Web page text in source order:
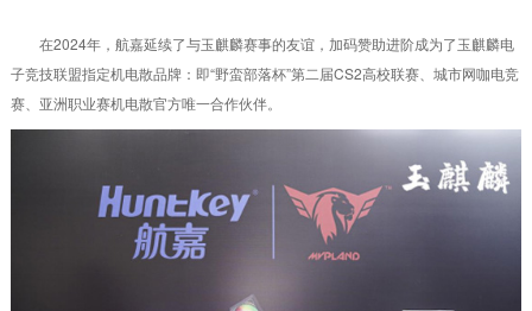
在2024年，航嘉延续了与玉麒麟赛事的友谊，加码赞助进阶成为了玉麒麟电
子竞技联盟指定机电散品牌：即“野蛮部落杯”第二届CS2高校联赛、城市网咖电竞
赛、亚洲职业赛机电散官方唯一合作伙伴。